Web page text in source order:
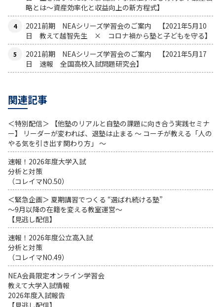
略とは〜資産効率化と収益向上の新方程式】
2021前期 NEAシリーズ学習会のご案内 【2021年5月10
日 教えて越智先生 × コロナ禍から塾と子どもを守る】
2021前期 NEAシリーズ学習会のご案内 【2021年5月17
日 速報 全国高校入試問題研究会】
関連記事
＜特別配信＞ 【他塾のリアルと自塾の課題に向き合う実践セミナ
ー】 リーダーが変われば、退塾は止まる 〜 コーチが教える「人の
やる気を引き出す関わり方」 〜
速報！2026年度大学入試
分析と対策
（コレイマNO.50）
＜緊急企画＞ 夏期講習でつくる “選ばれ続ける塾”
～9月以降の在籍を変える教室運営～
【見逃し配信】
速報！2026年度公立高入試
分析と対策
（コレイマNO.49）
NEA会員限定オンライン学習会
教えて大学入試情報
2026年度入試報告
【見逃し配信】